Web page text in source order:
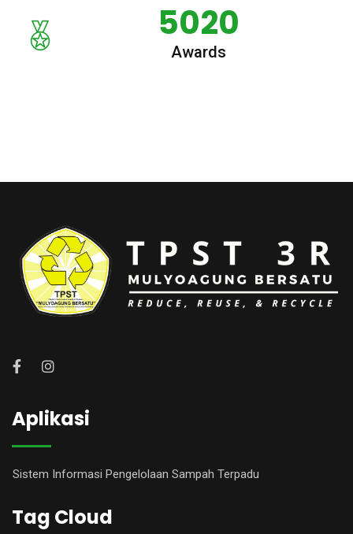
5020
Awards
Aplikasi
Sistem Informasi Pengelolaan Sampah Terpadu
Tag Cloud